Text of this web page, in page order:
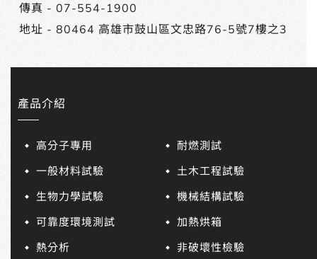
傳真 - 07-554-1900
地址 - 80464 高雄市鼓山區文忠路76-5號7樓之3
產品介紹
高分子專用
耐燃測試
一般材料試驗
土木工程試驗
生物力學試驗
機械結構試驗
可靠度環境測試
加熱烘箱
熱分析
非破壞性檢驗